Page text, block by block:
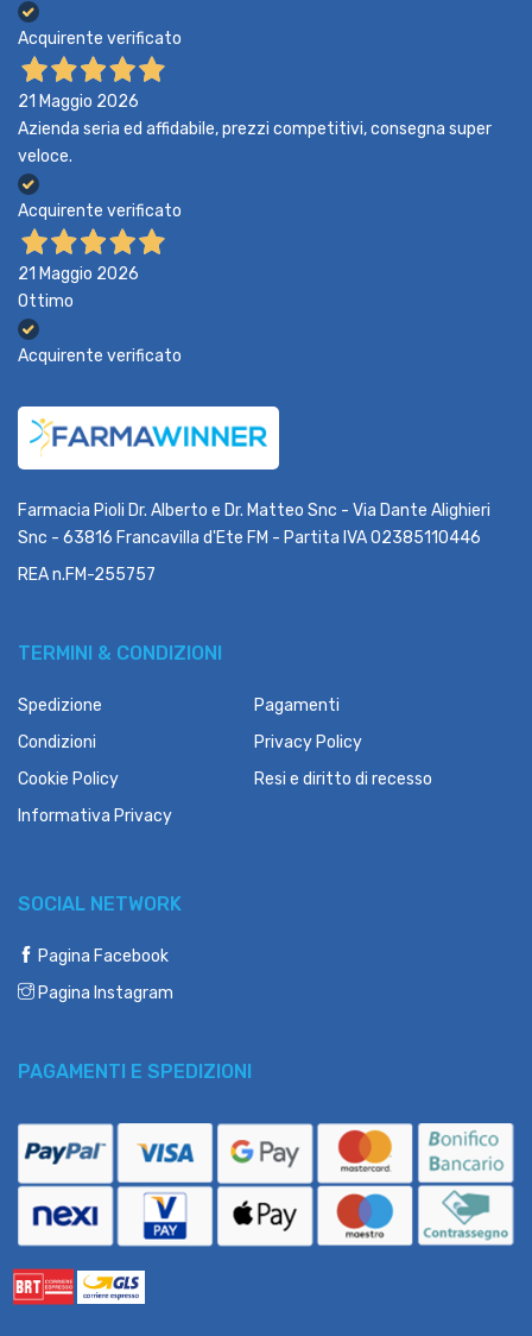
Acquirente verificato
21 Maggio 2026
Azienda seria ed affidabile, prezzi competitivi, consegna super
veloce.
Acquirente verificato
21 Maggio 2026
Ottimo
Acquirente verificato
Farmacia Pioli Dr. Alberto e Dr. Matteo Snc - Via Dante Alighieri
Snc - 63816 Francavilla d'Ete FM - Partita IVA 02385110446
REA n.FM-255757
TERMINI & CONDIZIONI
Spedizione
Pagamenti
Condizioni
Privacy Policy
Cookie Policy
Resi e diritto di recesso
Informativa Privacy
SOCIAL NETWORK
Pagina Facebook
Pagina Instagram
PAGAMENTI E SPEDIZIONI